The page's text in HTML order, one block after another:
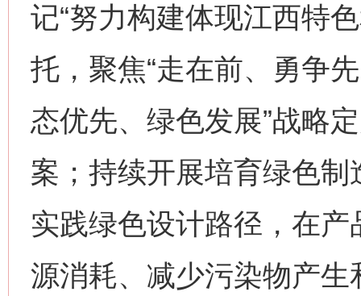
记“努力构建体现江西特
托，聚焦“走在前、勇争
态优先、绿色发展”战略
案；持续开展培育绿色
实践绿色设计路径，在
源消耗、减少污染物产